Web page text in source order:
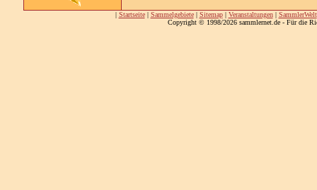
| Startseite| Sammelgebiete| Sitemap| Veranstaltungen| SammlerWelt
Copyright © 1998/2026 sammlernet.de - Für die